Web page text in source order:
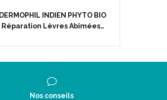
DERMOPHIL INDIEN PHYTO BIO
Réparation Lèvres Abîmées…
Nos conseils